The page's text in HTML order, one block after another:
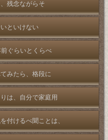
残念ながらそ
といけない
ぐらいとくらべ
みたら、格段に
は、自分で家庭用
付けるべ聞ことは、